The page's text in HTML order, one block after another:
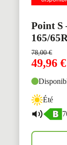
Point S
165/
78,00€
49,96 €
Été